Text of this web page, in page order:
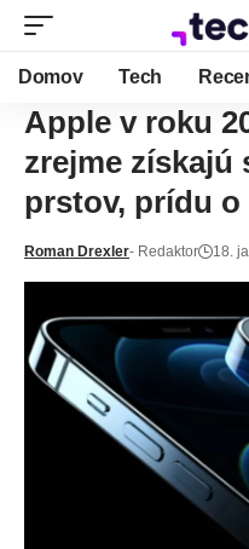
Domov Tech
Apple v roku
zrejme získajú
prstov, prídu
Roman Drexler- Redaktor 18.